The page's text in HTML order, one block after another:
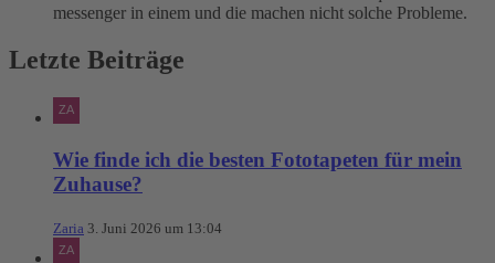
messenger in einem und die machen nicht solche Probleme.
Letzte Beiträge
Wie finde ich die besten Fototapeten für mein
Zuhause?
Zaria 3. Juni 2026 um 13:04